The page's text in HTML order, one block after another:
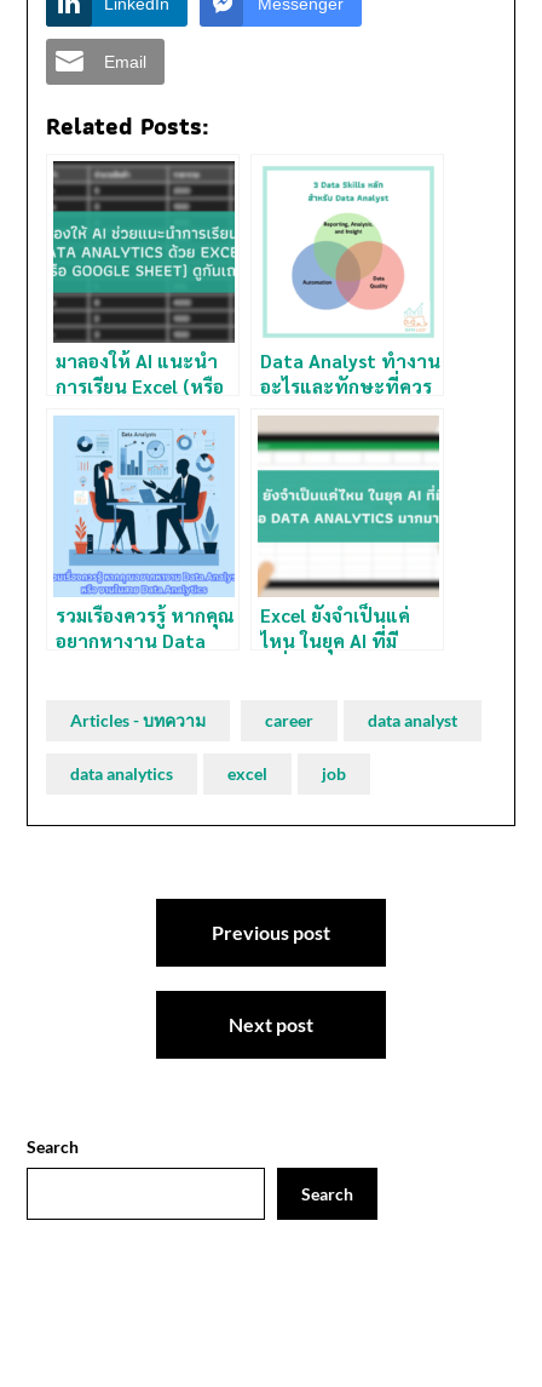
LinkedIn Messenger
Email
Related Posts:
มาลองให้ AI แนะนำ
การเรียน Excel (หรือ
Google Sheet)
สำหรับมือใหม่ฝึก
Data Analytics ดูกัน
เถอะ
Data Analyst ทำงาน
อะไรและทักษะที่ควร
ต้องรู้มีอะไรบ้าง? ลอง
มาดูกันเถอะ
รวมเรื่องควรรู้ หากคุณ
อยากหางาน Data
Excel ยังจำเป็นแค่
ไหน ในยุค AI ที่มี
Articles - บทความ career data analyst
data analytics excel job
Previous post
Next post
Search
Search